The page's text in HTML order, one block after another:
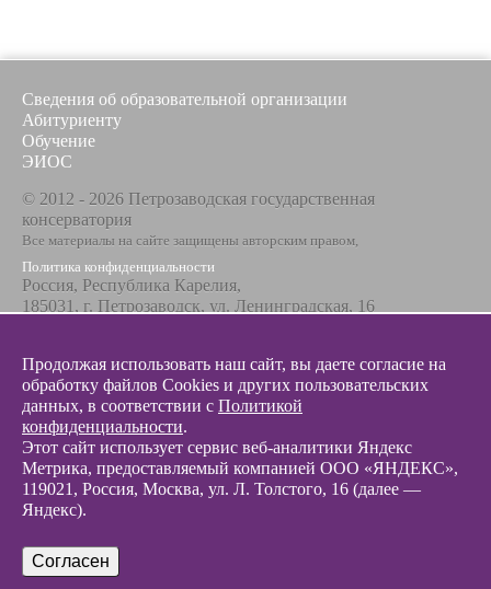
Сведения об образовательной организации
Абитуриенту
Обучение
ЭИОС
© 2012 - 2026 Петрозаводская государственная
консерватория
Все материалы на сайте защищены авторским правом,
Политика конфиденциальности
Россия, Республика Карелия,
185031, г. Петрозаводск, ул. Ленинградская, 16
+7 8142 67-23-67
Эл. почта
info@glazunovcons.ru
© 2012 - 2026 Разработка и поддержка сайта ООО «
Продолжая использовать наш сайт, вы даете согласие на
обработку файлов Cookies и других пользовательских
данных, в соответствии с Политикой
конфиденциальности.
Этот сайт использует сервис веб-аналитики Яндекс
Метрика, предоставляемый компанией ООО «ЯНДЕКС»,
119021, Россия, Москва, ул. Л. Толстого, 16 (далее —
Яндекс).
Согласен